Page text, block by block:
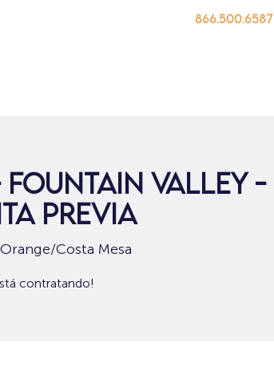
866.500.6587
Valley -
previa
Costa Mesa
contratando!